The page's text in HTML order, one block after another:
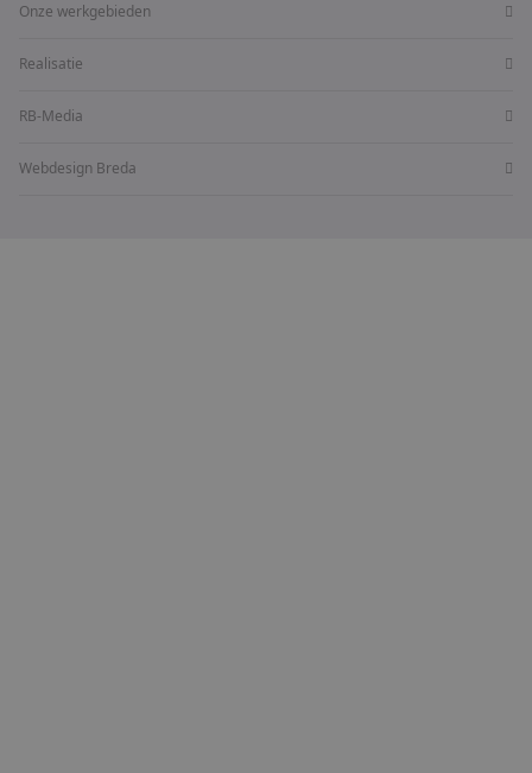
Onze werkgebieden
Realisatie
RB-Media
Webdesign Breda